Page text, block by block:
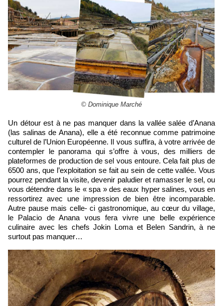
© Dominique Marché
Un détour est à ne pas manquer dans la vallée salée d’Anana
(las salinas de Anana), elle a été reconnue comme patrimoine
culturel de l’Union Européenne. Il vous suffira, à votre arrivée de
contempler le panorama qui s’offre à vous, des milliers de
plateformes de production de sel vous entoure. Cela fait plus de
6500 ans, que l’exploitation se fait au sein de cette vallée. Vous
pourrez pendant la visite, devenir paludier et ramasser le sel, ou
vous détendre dans le « spa » des eaux hyper salines, vous en
ressortirez avec une impression de bien être incomparable.
Autre pause mais celle- ci gastronomique, au cœur du village,
le Palacio de Anana vous fera vivre une belle expérience
culinaire avec les chefs Jokin Loma et Belen Sandrin, à ne
surtout pas manquer…